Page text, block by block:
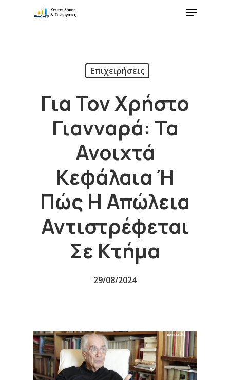
Επιχειρήσεις
Για Τον Χρήστο
Γιανναρά: Τα
Ανοιχτά
Κεφάλαια Ή
Πώς Η Απώλεια
Αντιστρέφεται
Σε Κτήμα
29/08/2024